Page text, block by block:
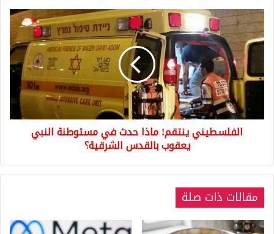
النصر
في
السعودية
الفلسطيني
ينتقم!
ماذا
في
مستوطنة
النبي
يعقوب
بالقدس
الشرقية؟الفلسطيني ينتقم! ماذا حدث في مستوطنة النبي
يعقوب بالقدس الشرقية؟
مقالات ذات صلة